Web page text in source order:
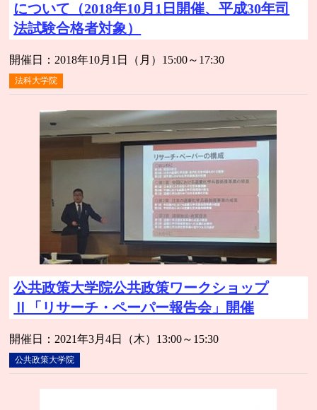
について（2018年10月1日開催、平成30年司
法試験合格者対象）
開催日：2018年10月1日（月）15:00～17:30
法科大学院
公共政策大学院公共政策ワークショップ
Ⅱ「リサーチ・ペーパー報告会」開催
開催日：2021年3月4日（木）13:00～15:30
公共政策大学院